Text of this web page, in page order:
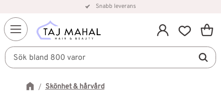
Meny
Snabb leverans
Skönhet & hårvård